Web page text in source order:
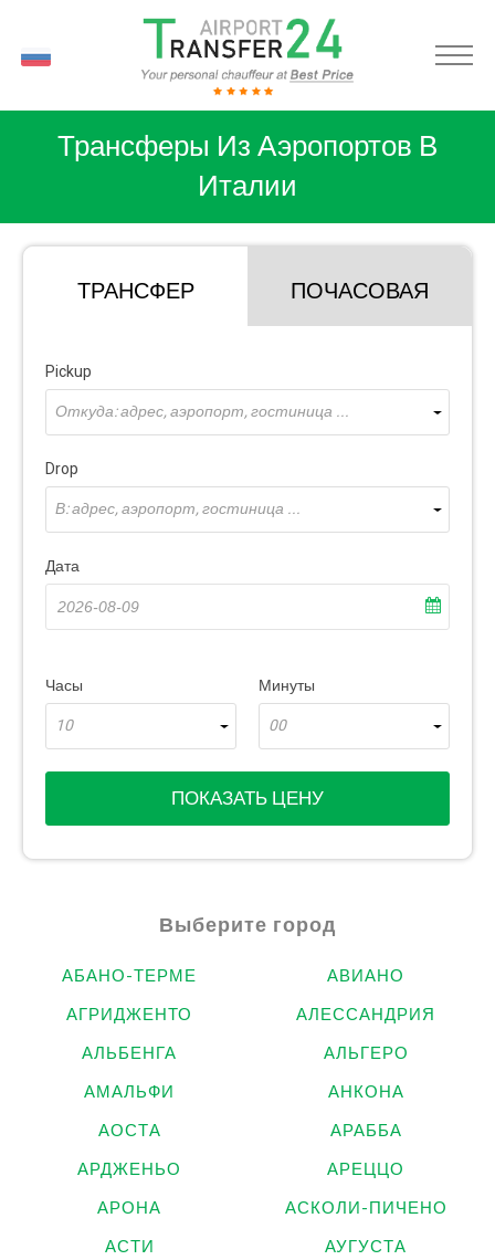
Трансферы Из Аэропортов В
Италии
ТРАНСФЕР ПОЧАСОВАЯ
Pickup
Откуда: адрес, аэропорт, гостиница ...
Drop
В: адрес, аэропорт, гостиница ...
Дата
Часы
10
Минуты
00
ПОКАЗАТЬ ЦЕНУ
Выберите город
АБАНО-ТЕРМЕ
АВИАНО
АГРИДЖЕНТО
АЛЕССАНДРИЯ
АЛЬБЕНГА
АЛЬГЕРО
АМАЛЬФИ
АНКОНА
АОСТА
АРАББА
АРДЖЕНЬО
АРЕЦЦО
АРОНА
АСКОЛИ-ПИЧЕНО
АСТИ
АУГУСТА